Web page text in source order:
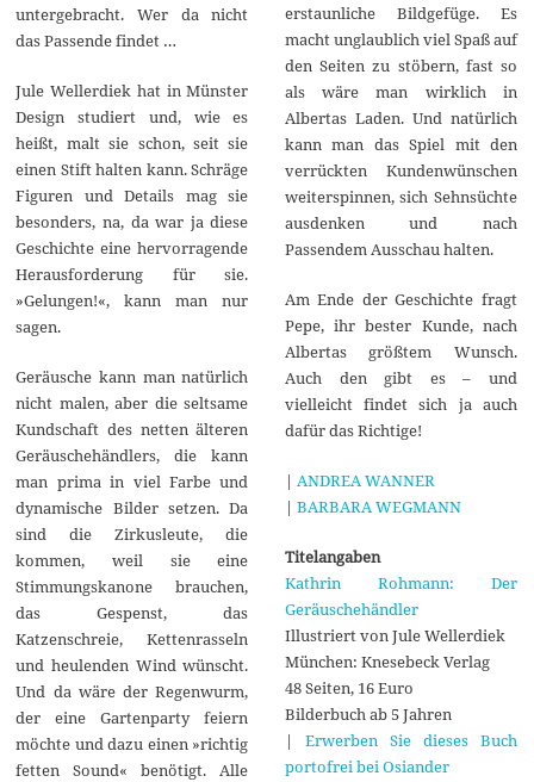
untergebracht. Wer da nicht
das Passende findet …
Jule Wellerdiek hat in Münster
Design studiert und, wie es
heißt, malt sie schon, seit sie
einen Stift halten kann. Schräge
Figuren und Details mag sie
besonders, na, da war ja diese
Geschichte eine hervorragende
Herausforderung für sie.
»Gelungen!«, kann man nur
sagen.
Geräusche kann man natürlich
nicht malen, aber die seltsame
Kundschaft des netten älteren
Geräuschehändlers, die kann
man prima in viel Farbe und
dynamische Bilder setzen. Da
sind die Zirkusleute, die
kommen, weil sie eine
Stimmungskanone brauchen,
das Gespenst, das
Katzenschreie, Kettenrasseln
und heulenden Wind wünscht.
Und da wäre der Regenwurm,
der eine Gartenparty feiern
möchte und dazu einen »richtig
fetten Sound« benötigt. Alle
erstaunliche Bildgefüge. Es
macht unglaublich viel Spaß auf
den Seiten zu stöbern, fast so
als wäre man wirklich in
Albertas Laden. Und natürlich
kann man das Spiel mit den
verrückten Kundenwünschen
weiterspinnen, sich Sehnsüchte
ausdenken und nach
Passendem Ausschau halten.
Am Ende der Geschichte fragt
Pepe, ihr bester Kunde, nach
Albertas größtem Wunsch.
Auch den gibt es – und
vielleicht findet sich ja auch
dafür das Richtige!
| ANDREA WANNER
| BARBARA WEGMANN
Titelangaben
Kathrin Rohmann: Der
Geräuschehändler
Illustriert von Jule Wellerdiek
München: Knesebeck Verlag
48 Seiten, 16 Euro
Bilderbuch ab 5 Jahren
| Erwerben Sie dieses Buch
portofrei bei Osiander